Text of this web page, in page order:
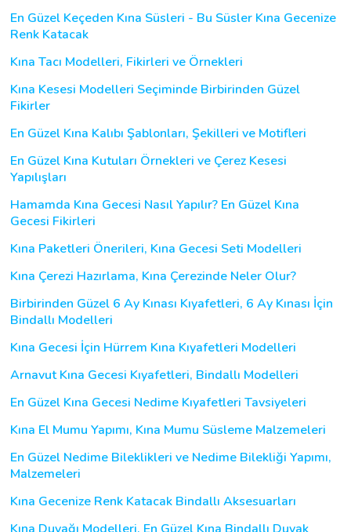
En Güzel Keçeden Kına Süsleri - Bu Süsler Kına Gecenize
Renk Katacak
Kına Tacı Modelleri, Fikirleri ve Örnekleri
Kına Kesesi Modelleri Seçiminde Birbirinden Güzel
Fikirler
En Güzel Kına Kalıbı Şablonları, Şekilleri ve Motifleri
En Güzel Kına Kutuları Örnekleri ve Çerez Kesesi
Yapılışları
Hamamda Kına Gecesi Nasıl Yapılır? En Güzel Kına
Gecesi Fikirleri
Kına Paketleri Önerileri, Kına Gecesi Seti Modelleri
Kına Çerezi Hazırlama, Kına Çerezinde Neler Olur?
Birbirinden Güzel 6 Ay Kınası Kıyafetleri, 6 Ay Kınası İçin
Bindallı Modelleri
Kına Gecesi İçin Hürrem Kına Kıyafetleri Modelleri
Arnavut Kına Gecesi Kıyafetleri, Bindallı Modelleri
En Güzel Kına Gecesi Nedime Kıyafetleri Tavsiyeleri
Kına El Mumu Yapımı, Kına Mumu Süsleme Malzemeleri
En Güzel Nedime Bileklikleri ve Nedime Bilekliği Yapımı,
Malzemeleri
Kına Gecenize Renk Katacak Bindallı Aksesuarları
Kına Duvağı Modelleri, En Güzel Kına Bindallı Duvak